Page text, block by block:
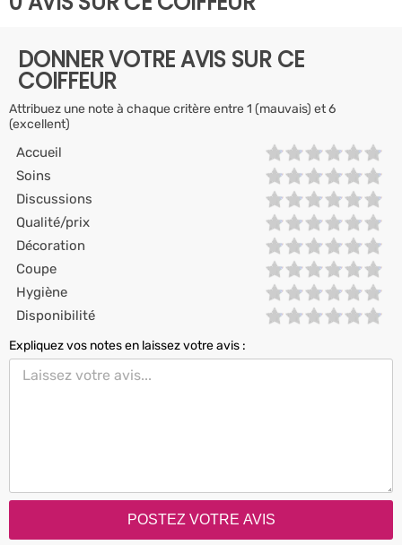
DONNER VOTRE AVIS SUR CE
COIFFEUR
Attribuez une note à chaque critère entre 1 (mauvais) et 6
(excellent)
Accueil
Soins
Discussions
Qualité/prix
Décoration
Coupe
Hygiène
Disponibilité
Expliquez vos notes en laissez votre avis :